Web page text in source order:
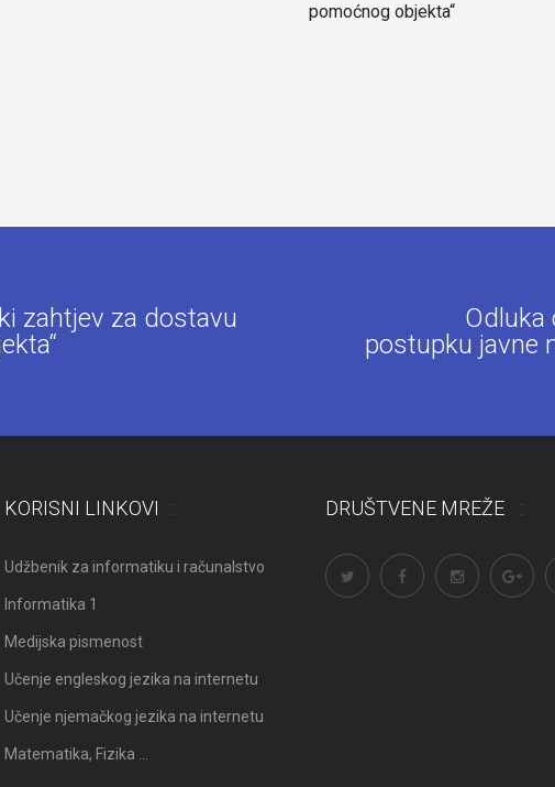
pomoćnog objekta“
zahtjev za dostavu
Odluka
postupku javne
KORISNI LINKOVI
Udžbenik za informatiku i računalstvo
Informatika 1
Medijska pismenost
Učenje engleskog jezika na internetu
Učenje njemačkog jezika na internetu
Matematika, Fizika …
DRUŠTVENE MREŽE
učionicama